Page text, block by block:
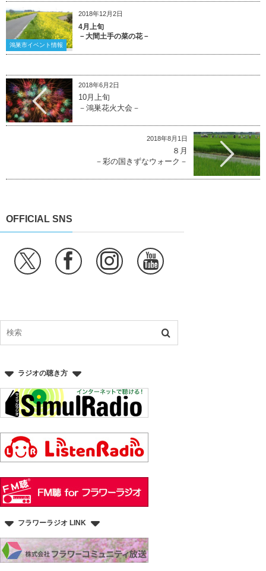
2018年12月2日
鴻巣市イベント情報
4月上旬
－大間土手の菜の花－
2018年6月2日
10月上旬
－鴻巣花火大会－
2018年8月1日
８月
－彩の国きずなウォーク－
OFFICIAL SNS
ラジオの聴き方
フラワーラジオ LINK